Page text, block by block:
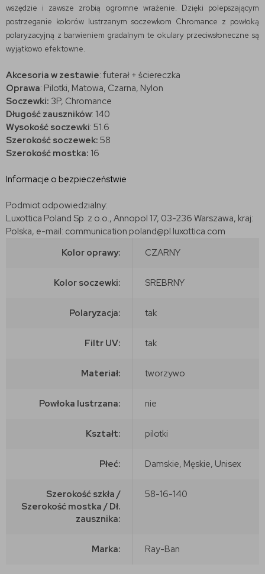
wszędzie i zawsze zrobią ogromne wrażenie. Dzięki polepszającym
postrzeganie kolorów lustrzanym soczewkom Chromance z powłoką
polaryzacyjną z barwieniem gradalnym te okulary przeciwsłoneczne są
wyjątkowo efektowne.
Akcesoria w zestawie: futerał + ściereczka
Oprawa: Pilotki, Matowa, Czarna, Nylon
Soczewki: 3P, Chromance
Długość zauszników: 140
Wysokość soczewki: 51.6
Szerokość soczewek: 58
Szerokość mostka: 16
Informacje o bezpieczeństwie
Podmiot odpowiedzialny:
Luxottica Poland Sp. z o.o., Annopol 17, 03-236 Warszawa, kraj:
Polska, e-mail: communication.poland@pl.luxottica.com
Kolor oprawy:
CZARNY
Kolor soczewki: SREBRNY
Polaryzacja: tak
Filtr UV: tak
Materiał: tworzywo
Powłoka lustrzana: nie
Kształt: pilotki
Płeć: Damskie, Męskie, Unisex
Szerokość szkła /
Szerokość mostka / Dł.
zausznika:
58-16-140
Marka: Ray-Ban